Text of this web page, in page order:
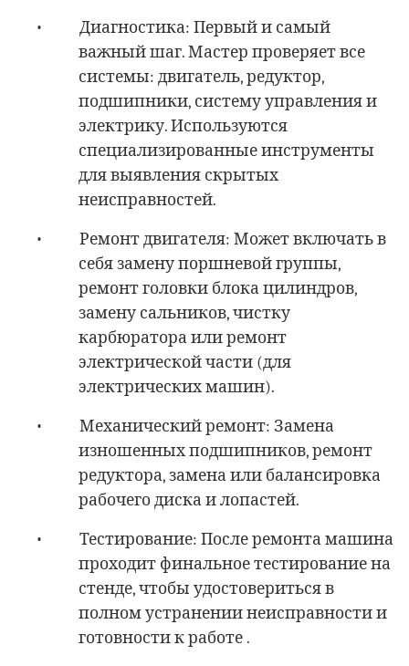
•
Диагностика: Первый и самый
важный шаг. Мастер проверяет все
системы: двигатель, редуктор,
подшипники, систему управления и
электрику. Используются
специализированные инструменты
для выявления скрытых
неисправностей.
•
Ремонт двигателя: Может включать в
себя замену поршневой группы,
ремонт головки блока цилиндров,
замену сальников, чистку
карбюратора или ремонт
электрической части (для
электрических машин).
•
Механический ремонт: Замена
изношенных подшипников, ремонт
редуктора, замена или балансировка
рабочего диска и лопастей.
•
Тестирование: После ремонта машина
проходит финальное тестирование на
стенде, чтобы удостовериться в
полном устранении неисправности и
готовности к работе .